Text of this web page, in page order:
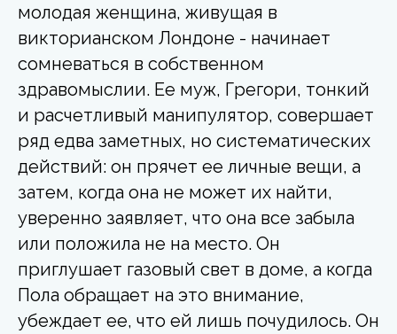
молодая женщина, живущая в
викторианском Лондоне - начинает
сомневаться в собственном
здравомыслии. Ее муж, Грегори, тонкий
и расчетливый манипулятор, совершает
ряд едва заметных, но систематических
действий: он прячет ее личные вещи, а
затем, когда она не может их найти,
уверенно заявляет, что она все забыла
или положила не на место. Он
приглушает газовый свет в доме, а когда
Пола обращает на это внимание,
убеждает ее, что ей лишь почудилось. Он